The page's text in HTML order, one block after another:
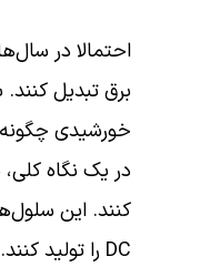
احتمالا در
برق تبدیل
خورشیدی
در یک نگاه